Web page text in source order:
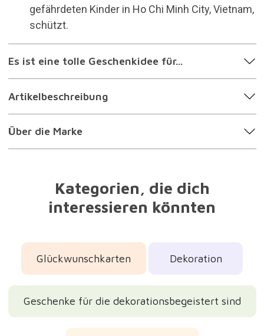
gefährdeten Kinder in Ho Chi Minh City, Vietnam,
schützt.
Es ist eine tolle Geschenkidee für...
Artikelbeschreibung
Über die Marke
Kategorien, die dich
interessieren könnten
Glückwunschkarten Dekoration
Geschenke für die dekorationsbegeistert sind